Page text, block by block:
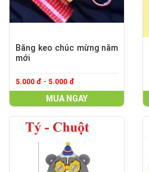
Băng keo chúc mừng năm
mới
5.000 đ - 5.000 đ
MUA NGAY